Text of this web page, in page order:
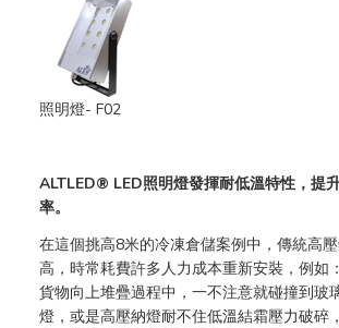
照明燈- F02
ALTLED® LED照明燈發揮耐低溫特性，提
率。
在這個挑高8米的冷凍倉儲案例中，傳統高
高，時常耗費許多人力成本重新安裝，例如
貨物向上堆疊過程中，一不注意就碰撞到玻
燈，或是高壓納燈耐不住低溫結霜壓力破碎